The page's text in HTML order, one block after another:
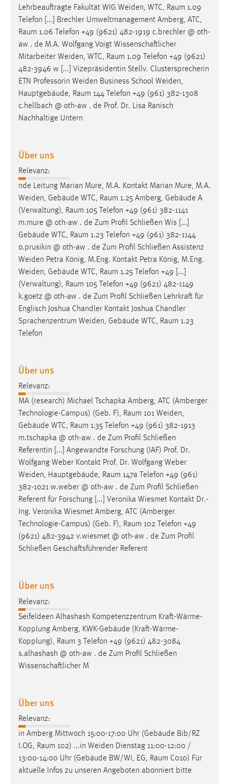
Lehrbeauftragte Fakultät WIG Weiden, WTC, Raum 1.09
Telefon [...] Brechler Umweltmanagement Amberg, ATC,
Raum 1.06 Telefon +49 (9621) 482-1919 c.brechler @ oth-
aw . de M.A. Wolfgang Voigt Wissenschaftlicher
Mitarbeiter Weiden, WTC, Raum 1.09 Telefon +49 (9621)
482-3946 w [...] Vizepräsidentin Stellv. Clustersprecherin
ETN Professorin Weiden Business School Weiden,
Hauptgebäude, Raum 144 Telefon +49 (961) 382-1308
c.hellbach @ oth-aw . de Prof. Dr. Lisa Ranisch
Nachhaltige Untern
Über uns
Relevanz:
nde Leitung Marian Mure, M.A. Kontakt Marian Mure, M.A.
Weiden, Gebäude WTC, Raum 1.25 Amberg, Gebäude A
(Verwaltung), Raum 105 Telefon +49 (961) 382-1141
m.mure @ oth-aw . de Zum Profil Schließen Wis [...]
Gebäude WTC, Raum 1.23 Telefon +49 (961) 382-1144
o.prusikin @ oth-aw . de Zum Profil Schließen Assistenz
Weiden Petra König, M.Eng. Kontakt Petra König, M.Eng.
Weiden, Gebäude WTC, Raum 1.25 Telefon +49 [...]
(Verwaltung), Raum 105 Telefon +49 (9621) 482-1149
k.goetz @ oth-aw . de Zum Profil Schließen Lehrkraft für
Englisch Joshua Chandler Kontakt Joshua Chandler
Sprachenzentrum Weiden, Gebäude WTC, Raum 1.23
Telefon
Über uns
Relevanz:
MA (research) Michael Tschapka Amberg, ATC (Amberger
Technologie-Campus) (Geb. F), Raum 101 Weiden,
Gebäude WTC, Raum 1.35 Telefon +49 (961) 382-1913
m.tschapka @ oth-aw . de Zum Profil Schließen
Referentin [...] Angewandte Forschung (IAF) Prof. Dr.
Wolfgang Weber Kontakt Prof. Dr. Wolfgang Weber
Weiden, Hauptgebäude, Raum 147a Telefon +49 (961)
382-1021 w.weber @ oth-aw . de Zum Profil Schließen
Referent für Forschung [...] Veronika Wiesmet Kontakt Dr.-
Ing. Veronika Wiesmet Amberg, ATC (Amberger
Technologie-Campus) (Geb. F), Raum 102 Telefon +49
(9621) 482-3942 v.wiesmet @ oth-aw . de Zum Profil
Schließen Geschäftsführender Referent
Über uns
Relevanz:
Seifeldeen Alhashash Kompetenzzentrum Kraft-Wärme-
Kopplung Amberg, KWK-Gebäude (Kraft-Wärme-
Kopplung), Raum 3 Telefon +49 (9621) 482-3084
s.alhashash @ oth-aw . de Zum Profil Schließen
Wissenschaftlicher M
Über uns
Relevanz:
in Amberg Mittwoch 15:00-17:00 Uhr (Gebäude Bib/RZ
I.OG, Raum 102) ...in Weiden Dienstag 11:00-12:00 /
13:00-14:00 Uhr (Gebäude BW/WI, EG, Raum C010) Für
aktuelle Infos zu unseren Angeboten abonniert bitte
5e9dbeb1811c0446 = Sitzungslaufzeit, mibew_locale = 3
Jahre, MIBEW_UserID = 1 Jahr
Login
Name:
fe_user, be_user, be_lastLoginProvider
Zweck:
Dieser Cookie ist notwendig um sich an der Website
24 Stunden
STATISTIK
Statistik Cookies erfassen Informationen anonym.
Diese Informationen helfen uns zu verstehen, wie
unsere Besucher unsere Website nutzen.
Matomo
Name:
_pk_ref, _pk_cvar, _pk_id, _pk_ses
Zweck:
Zugriffsstatistik
MARKETING
Marketing Cookies werden von Drittanbietern
verwendet, um personalisierte Werbung anzuzeigen.
Sie tun dies, indem sie Besucher über Websites
hinweg verfolgen.
Google Ads
Name:
Anbieter:
Google Ireland Limited
Zweck:
Cookie Laufzeit:
Facebook Pixel
Name:
_fbp
Zweck:
Conversion-Tracking
Cookie Laufzeit:
3 Monate